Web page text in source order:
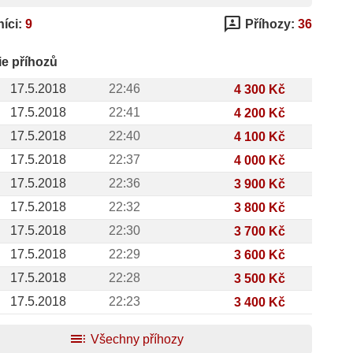
9 3p Příhozy: 36
příhozů
17.5.2018
22:46
4 300 Kč
17.5.2018
22:41
4 200 Kč
17.5.2018
22:40
4 100 Kč
17.5.2018
22:37
4 000 Kč
17.5.2018
22:36
3 900 Kč
17.5.2018
22:32
3 800 Kč
17.5.2018
22:30
3 700 Kč
17.5.2018
22:29
3 600 Kč
17.5.2018
22:28
3 500 Kč
17.5.2018
22:23 3 400 Kč
toc Všechny příhozy